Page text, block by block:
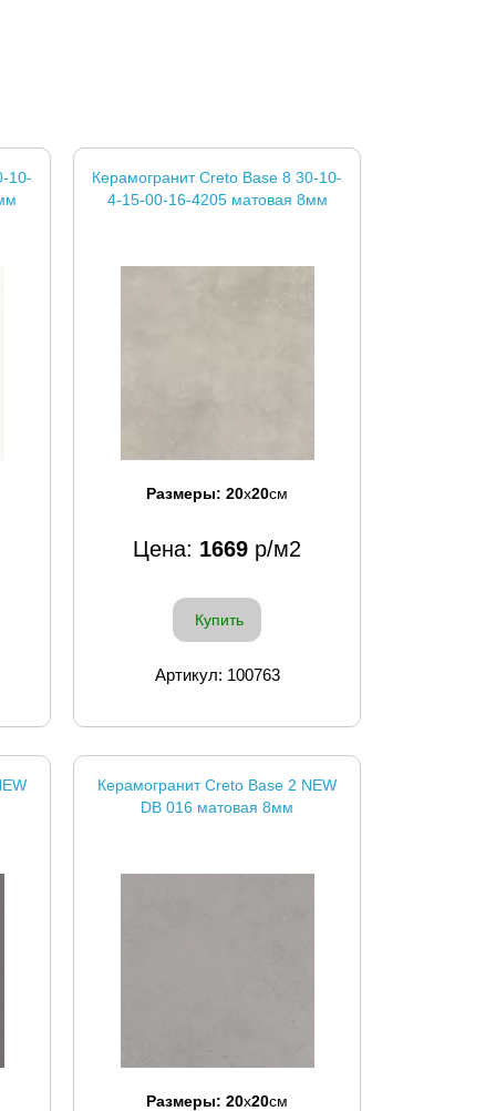
10-
Керамогранит Creto Base 8 30-10-
4-15-00-16-4205 матовая 8мм
Размеры: 20x20см
Цена: 1669 р/м2
Купить
Артикул: 100763
Керамогранит Creto Base 2 NEW
DB 016 матовая 8мм
Размеры: 20x20см